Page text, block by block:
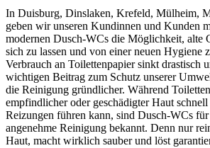
In Duisburg, Dinslaken, Krefeld, Mülheim,
geben wir unseren Kundinnen und Kunden
modernen Dusch-WCs die Möglichkeit, alte
sich zu lassen und von einer neuen Hygiene
Verbrauch an Toilettenpapier sinkt drastisch
wichtigen Beitrag zum Schutz unserer
die Reinigung gründlicher. Während
empfindlicher oder geschädigter Haut schnell
Reizungen führen kann, sind Dusch-WCs für
angenehme Reinigung bekannt. Denn nur
Haut, macht wirklich sauber und löst